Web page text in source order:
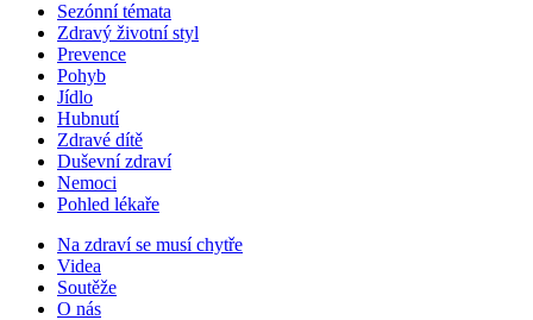
Sezónní témata
Zdravý životní styl
Prevence
Pohyb
Jídlo
Hubnutí
Zdravé dítě
Duševní zdraví
Nemoci
Pohled lékaře
Na zdraví se musí chytře
Videa
Soutěže
O nás